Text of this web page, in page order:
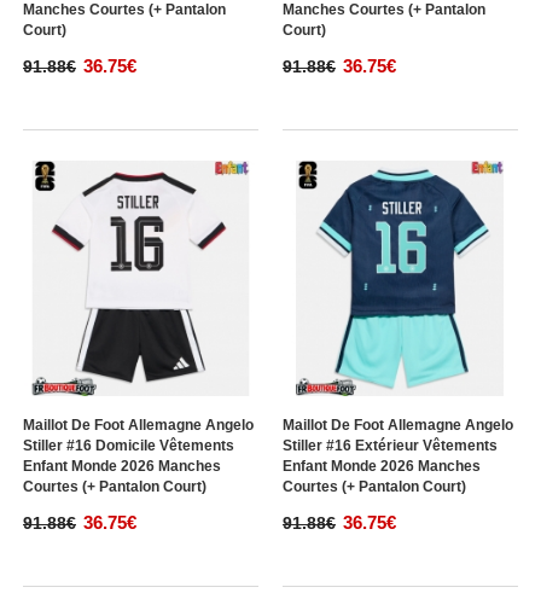
Manches Courtes (+ Pantalon
Court)
91.88€ 36.75€
Manches Courtes (+ Pantalon
Court)
91.88€ 36.75€
Maillot De Foot Allemagne Angelo
Stiller #16 Domicile Vêtements
Enfant Monde 2026 Manches
Courtes (+ Pantalon Court)
91.88€ 36.75€
Maillot De Foot Allemagne Angelo
Stiller #16 Extérieur Vêtements
Enfant Monde 2026 Manches
Courtes (+ Pantalon Court)
91.88€ 36.75€